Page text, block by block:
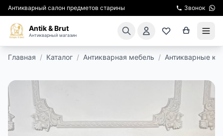
Антикварный салон предметов старины Звонок
Antik & Brut
Антикварный магазин
АРЕНДА МЕБЕЛИ
ПОДАРКИ
Главная / Каталог / Антикварная мебель / Антикварные